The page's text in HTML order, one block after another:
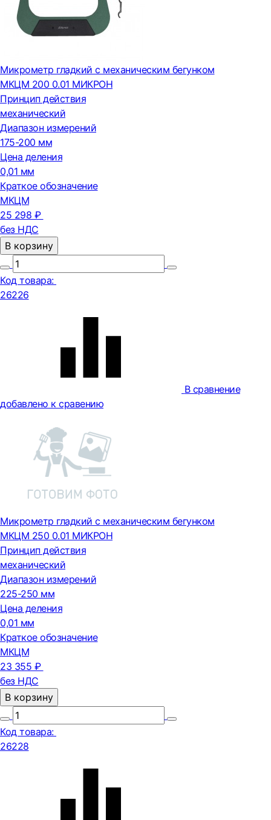
Микрометр гладкий с механическим бегунком
МКЦМ 200 0.01 МИКРОН
Принцип действия
механический
Диапазон измерений
175-200 мм
Цена деления
0,01 мм
Краткое обозначение
МКЦМ
25 298 ₽
без НДС
В корзину
Код товара:
26226
В сравнение
добавлено к сравению
Микрометр гладкий с механическим бегунком
МКЦМ 250 0.01 МИКРОН
Принцип действия
механический
Диапазон измерений
225-250 мм
Цена деления
0,01 мм
Краткое обозначение
МКЦМ
23 355 ₽
без НДС
В корзину
Код товара:
26228